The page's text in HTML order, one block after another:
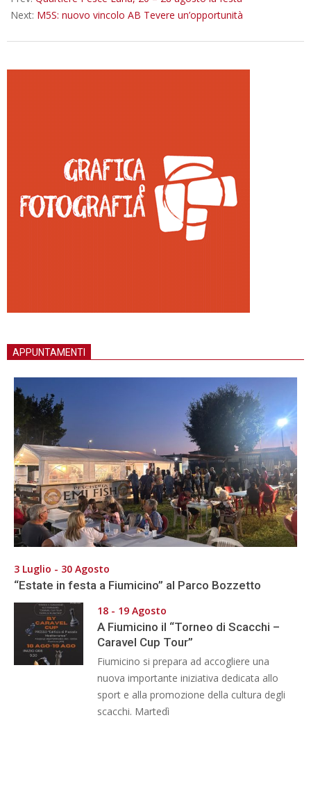
Next: M5S: nuovo vincolo AB Tevere un’opportunità
APPUNTAMENTI
3 Luglio - 30 Agosto
“Estate in festa a Fiumicino” al Parco Bozzetto
18 - 19 Agosto
A Fiumicino il “Torneo di Scacchi –
Caravel Cup Tour”
Fiumicino si prepara ad accogliere una
nuova importante iniziativa dedicata allo
sport e alla promozione della cultura degli
scacchi. Martedì